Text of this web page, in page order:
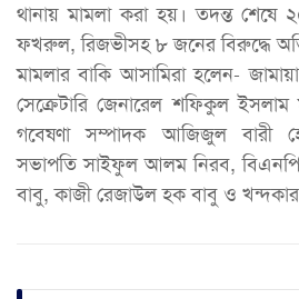
থানায় মামলা করা হয়। তদন্ত শেষে
ফখরুল, রিজভীসহ ৮ জনের বিরুদ্ধে
মামলার বাকি আসামিরা হলেন-
সেক্রেটারি জেনারেল শফিকুল
গবেষণা সম্পাদক আজিজুল বারী
সভাপতি সাইফুল আলম নিরব, বিএনপি
বাবু, কাজী রেজাউল হক বাবু ও